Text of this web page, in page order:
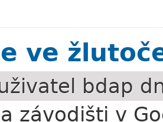
ve
bdap
závodišti v